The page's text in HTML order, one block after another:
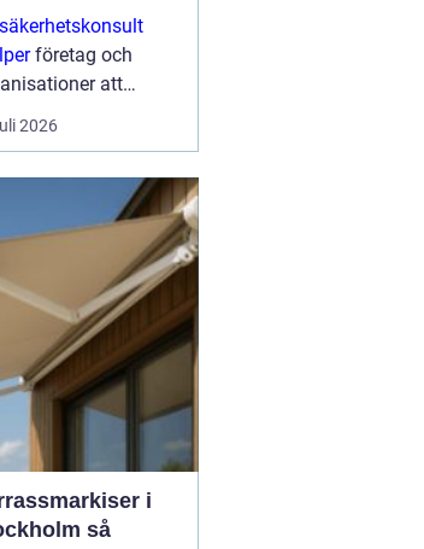
företag och
att
inbrott,
och andra
verksamheter. Fokus
på fysisk säkerhet:
dörrar, glas, p...
2026
i
så